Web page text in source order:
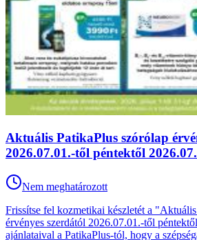
Aktuális PatikaPlus szórólap
2026.07.01.-től péntektől
Nem meghatározott
Frissítse fel kozmetikai készletét a
érvényes szerdától 2026.07.01.-től
ajánlataival a PatikaPlus-tól, hogy a